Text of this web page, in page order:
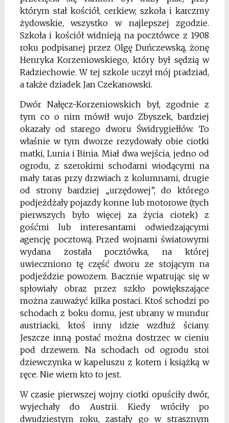
którym stał kościół, cerkiew, szkoła i karczmy
żydowskie, wszystko w najlepszej zgodzie.
Szkoła i kościół widnieją na pocztówce z 1908
roku podpisanej przez Olgę Duńczewską, żonę
Henryka Korzeniowskiego, który był sędzią w
Radziechowie. W tej szkole uczył mój pradziad,
a także dziadek Jan Czekanowski.
Dwór Nałęcz-Korzeniowskich był, zgodnie z
tym co o nim mówił wujo Zbyszek, bardziej
okazały od starego dworu Świdrygiełłów. To
właśnie w tym dworze rezydowały obie ciotki
matki, Lunia i Binia. Miał dwa wejścia, jedno od
ogrodu, z szerokimi schodami wiodącymi na
mały taras przy drzwiach z kolumnami, drugie
od strony bardziej „urzędowej”, do którego
podjeżdżały pojazdy konne lub motorowe (tych
pierwszych było więcej za życia ciotek) z
gośćmi lub interesantami odwiedzającymi
agencję pocztową. Przed wojnami światowymi
wydana została pocztówka, na której
uwieczniono tę część dworu ze stojącym na
podjeździe powozem. Bacznie wpatrując się w
spłowiały obraz przez szkło powiększające
można zauważyć kilka postaci. Ktoś schodzi po
schodach z boku domu, jest ubrany w mundur
austriacki, ktoś inny idzie wzdłuż ściany.
Jeszcze inną postać można dostrzec w cieniu
pod drzewem. Na schodach od ogrodu stoi
dziewczynka w kapeluszu z kotem i książką w
ręce. Nie wiem kto to jest.
W czasie pierwszej wojny ciotki opuściły dwór,
wyjechały do Austrii. Kiedy wróciły po
dwudziestym roku, zastały go w strasznym